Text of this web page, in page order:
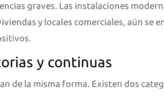
graves. Las instalaciones
y locales comerciales, aún se
y continuas
de la misma forma. Existen dos